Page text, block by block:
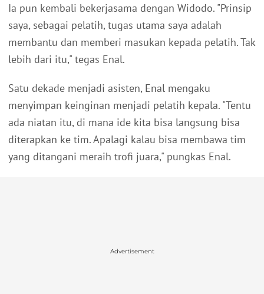
Ia pun kembali bekerjasama dengan Widodo. "Prinsip
saya, sebagai pelatih, tugas utama saya adalah
membantu dan memberi masukan kepada pelatih. Tak
lebih dari itu," tegas Enal.
Satu dekade menjadi asisten, Enal mengaku
menyimpan keinginan menjadi pelatih kepala. "Tentu
ada niatan itu, di mana ide kita bisa langsung bisa
diterapkan ke tim. Apalagi kalau bisa membawa tim
yang ditangani meraih trofi juara," pungkas Enal.
Advertisement